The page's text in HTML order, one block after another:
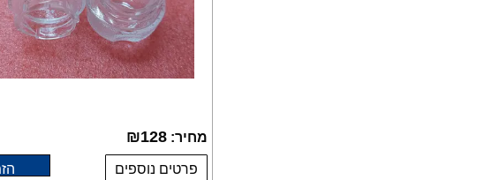
מחיר: ₪128
פרטים נוספים